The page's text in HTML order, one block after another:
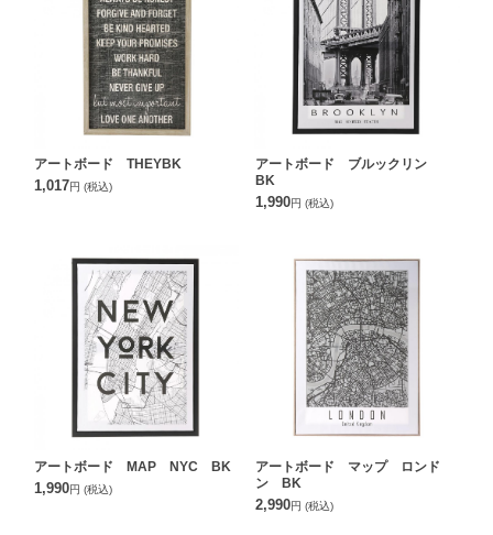
アートボード THEYBK
1,017円 (税込)
アートボード ブルックリン
BK
1,990円 (税込)
アートボード MAP NYC BK
1,990円 (税込)
アートボード マップ ロンド
ン BK
2,990円 (税込)